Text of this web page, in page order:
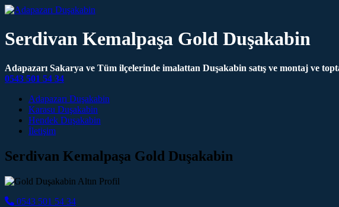
Serdivan Kemalpaşa Gold Duşakabin
Adapazarı Sakarya ve Tüm ilçelerinde imalattan Duşakabin satış ve montaj ve
0543 501 54 34
Main Navigation
Adapazarı Duşakabin
Karasu Duşakabin
Hendek Duşakabin
İletişim
Serdivan Kemalpaşa Gold Duşakabin
0543 501 54 34